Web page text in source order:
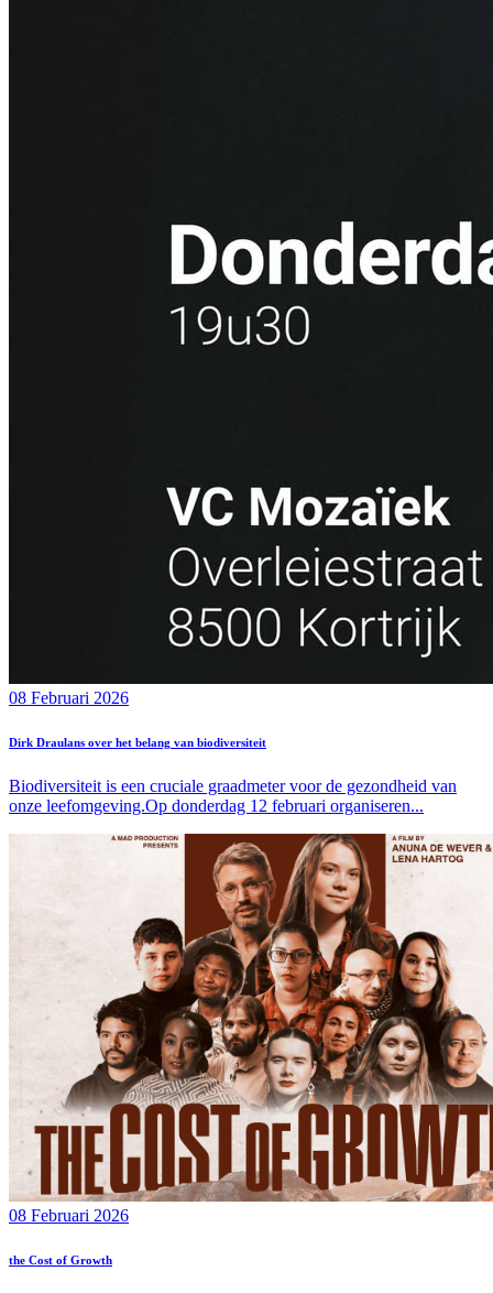
08 Februari 2026
Dirk Draulans over het belang van biodiversiteit
Biodiversiteit is een cruciale graadmeter voor de gezondheid van
onze leefomgeving.Op donderdag 12 februari organiseren...
08 Februari 2026
the Cost of Growth